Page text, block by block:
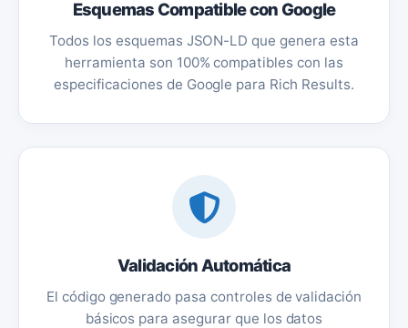
Esquemas Compatible con Google
Todos los esquemas JSON-LD que genera esta
herramienta son 100% compatibles con las
especificaciones de Google para Rich Results.
Validación Automática
El código generado pasa controles de validación
básicos para asegurar que los datos